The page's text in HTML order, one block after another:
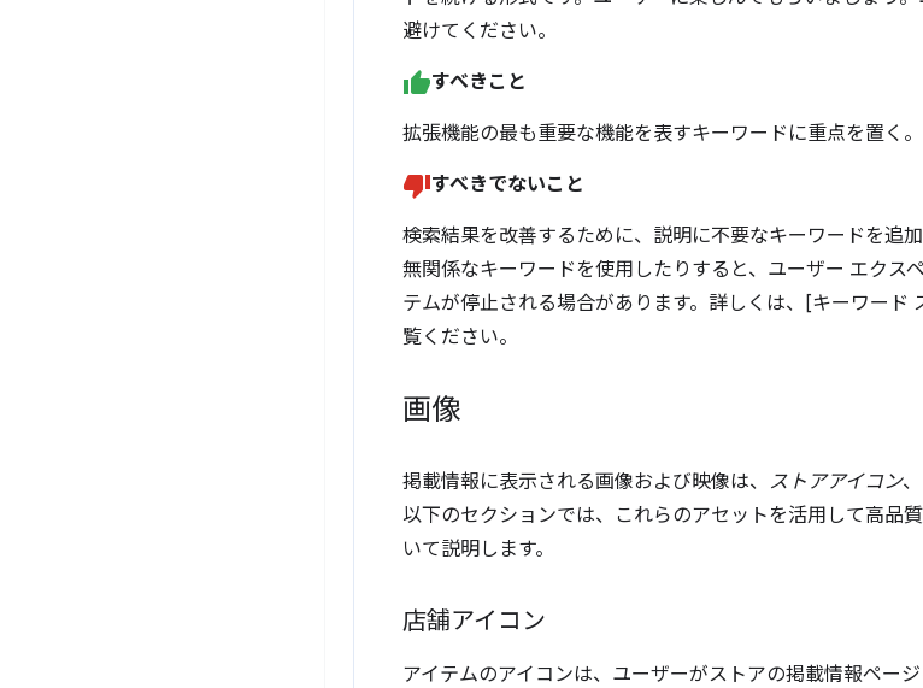
避けてください。
すべきこと
拡張機能の最も重要な機能を表すキーワードに重点を置く。
すべきでないこと
検索結果を改善するために、説明に不要なキーワードを追
無関係なキーワードを使用したりすると、ユーザー エクス
テムが停止される場合があります。詳しくは、[キーワー
覧ください。
画像
掲載情報に表示される画像および映像は、 ストアアイコン、
以下のセクションでは、これらのアセットを活用して高品
いて説明します。
店舗アイコン
アイテムのアイコンは、ユーザーがストアの掲載情報ペー